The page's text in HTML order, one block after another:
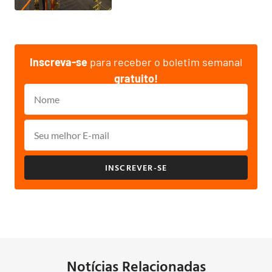
Inscreva-se para receber o boletim semanal
gratuito!
INSCREVER-SE
Notícias Relacionadas